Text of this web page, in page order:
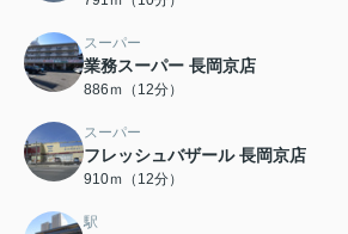
スーパー
業務スーパー 長岡京店
886ｍ（12分）
スーパー
フレッシュバザール 長岡京店
910ｍ（12分）
駅